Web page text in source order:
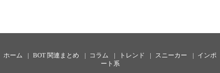
ホーム BOT 関連まとめ コラム トレンド スニーカー
インポ
ート系